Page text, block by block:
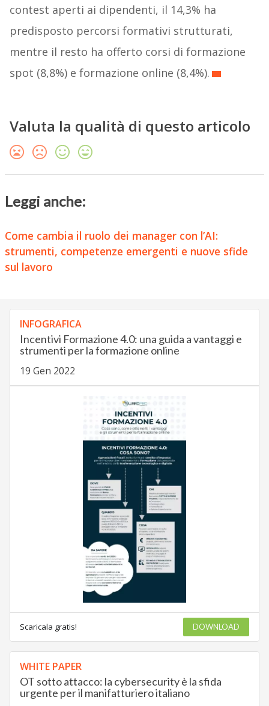
contest aperti ai dipendenti, il 14,3% ha
predisposto percorsi formativi strutturati,
mentre il resto ha offerto corsi di formazione
spot (8,8%) e formazione online (8,4%).
Valuta la qualità di questo articolo
Leggi anche:
Come cambia il ruolo dei manager con l’AI:
strumenti, competenze emergenti e nuove sfide
sul lavoro
INFOGRAFICA
Incentivi Formazione 4.0: una guida a vantaggi e
strumenti per la formazione online
19 Gen 2022
Scaricala gratis! DOWNLOAD
WHITE PAPER
OT sotto attacco: la cybersecurity è la sfida
urgente per il manifatturiero italiano